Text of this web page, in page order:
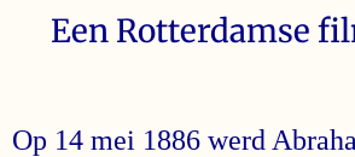
Een Rotterdamse
Op 14 mei 1886 werd